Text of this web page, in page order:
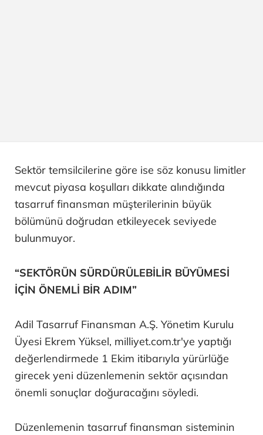
Sektör temsilcilerine göre ise söz konusu limitler
mevcut piyasa koşulları dikkate alındığında
tasarruf finansman müşterilerinin büyük
bölümünü doğrudan etkileyecek seviyede
bulunmuyor.
“SEKTÖRÜN SÜRDÜRÜLEBİLİR BÜYÜMESİ
İÇİN ÖNEMLİ BİR ADIM”
Adil Tasarruf Finansman A.Ş. Yönetim Kurulu
Üyesi Ekrem Yüksel, milliyet.com.tr'ye yaptığı
değerlendirmede 1 Ekim itibarıyla yürürlüğe
girecek yeni düzenlemenin sektör açısından
önemli sonuçlar doğuracağını söyledi.
Düzenlemenin tasarruf finansman sisteminin